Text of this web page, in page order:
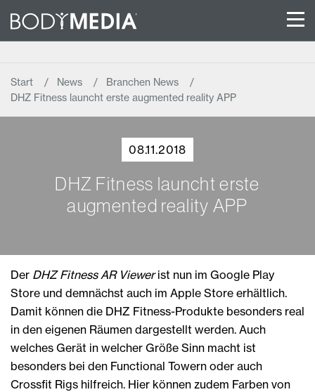
Start News
Branchen News
DHZ Fitness launcht erste augmented reality APP
08.11.2018
DHZ Fitness launcht erste
augmented reality APP
Der DHZ Fitness AR Viewerist nun im Google Play
Store und demnächst auch im Apple Store erhältlich.
Damit können die DHZ Fitness-Produkte besonders real
in den eigenen Räumen dargestellt werden. Auch
welches Gerät in welcher Größe Sinn macht ist
besonders bei den Functional Towern oder auch
Crossfit Rigs hilfreich. Hier können zudem Farben von